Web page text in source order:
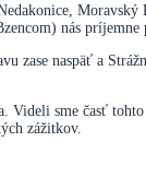
nás
zase naspäť a
Videli sme časť
zážitkov.